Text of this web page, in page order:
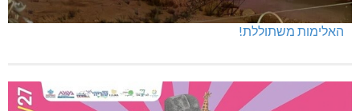
האלימות משתוללת!